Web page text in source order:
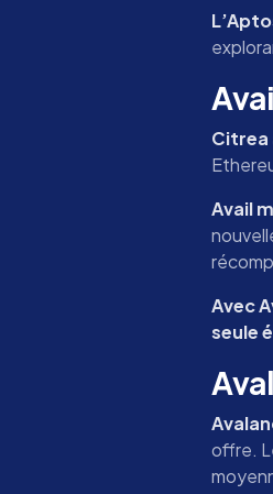
Citrea
Avail
Avec
seule
offre.